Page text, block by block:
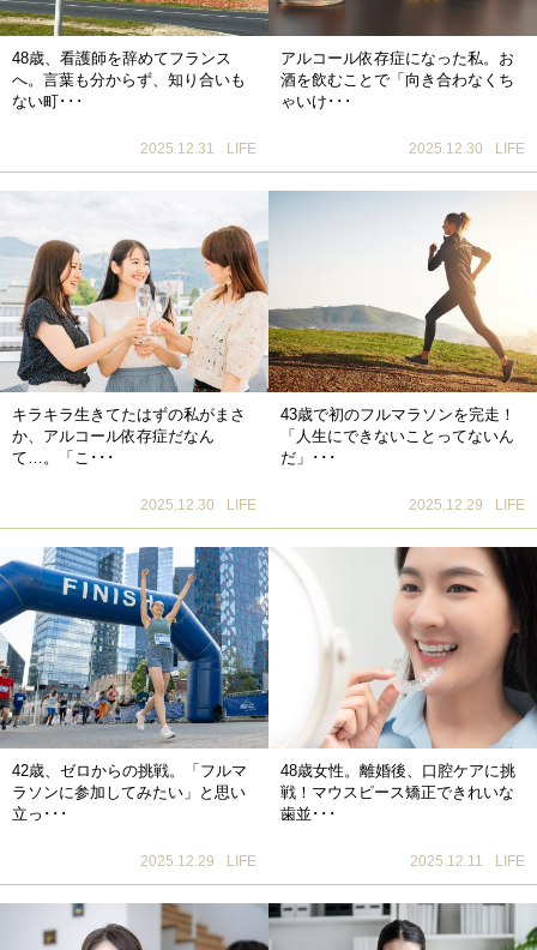
48歳、看護師を辞めてフランス
へ。言葉も分からず、知り合いも
ない町･･･
2025.12.31 LIFE
アルコール依存症になった私。お
酒を飲むことで「向き合わなくち
ゃいけ･･･
2025.12.30 LIFE
キラキラ生きてたはずの私がまさ
か、アルコール依存症だなん
て…。「こ･･･
2025.12.30 LIFE
43歳で初のフルマラソンを完走！
「人生にできないことってないん
だ」･･･
2025.12.29 LIFE
42歳、ゼロからの挑戦。「フルマ
ラソンに参加してみたい」と思い
立っ･･･
2025.12.29 LIFE
48歳女性。離婚後、口腔ケアに挑
戦！マウスピース矯正できれいな
歯並･･･
2025.12.11 LIFE